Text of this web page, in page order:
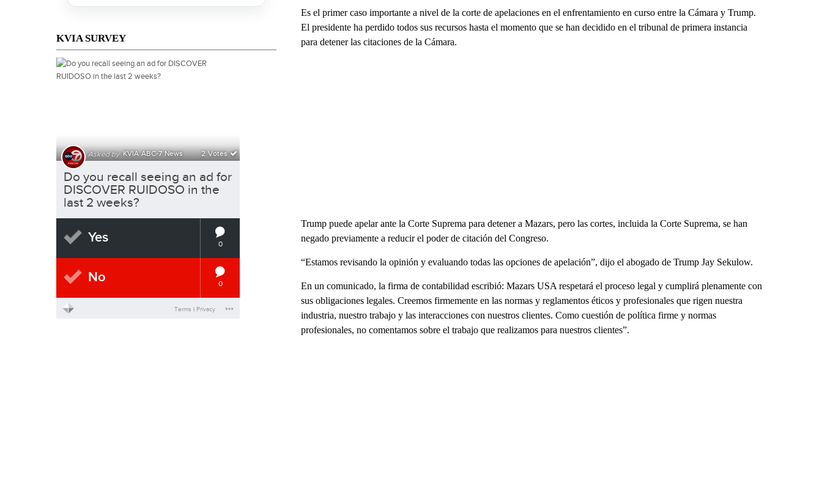
KVIA SURVEY
Es el primer caso importante a nivel de la corte de apelaciones en el enfrentamiento en curso entre la Cámara y Trump.
El presidente ha perdido todos sus recursos hasta el momento que se han decidido en el tribunal de primera instancia
para detener las citaciones de la Cámara.
Trump puede apelar ante la Corte Suprema para detener a Mazars, pero las cortes, incluida la Corte Suprema, se han
negado previamente a reducir el poder de citación del Congreso.
“Estamos revisando la opinión y evaluando todas las opciones de apelación”, dijo el abogado de Trump Jay Sekulow.
En un comunicado, la firma de contabilidad escribió: Mazars USA respetará el proceso legal y cumplirá plenamente con
sus obligaciones legales. Creemos firmemente en las normas y reglamentos éticos y profesionales que rigen nuestra
industria, nuestro trabajo y las interacciones con nuestros clientes. Como cuestión de política firme y normas
profesionales, no comentamos sobre el trabajo que realizamos para nuestros clientes”.